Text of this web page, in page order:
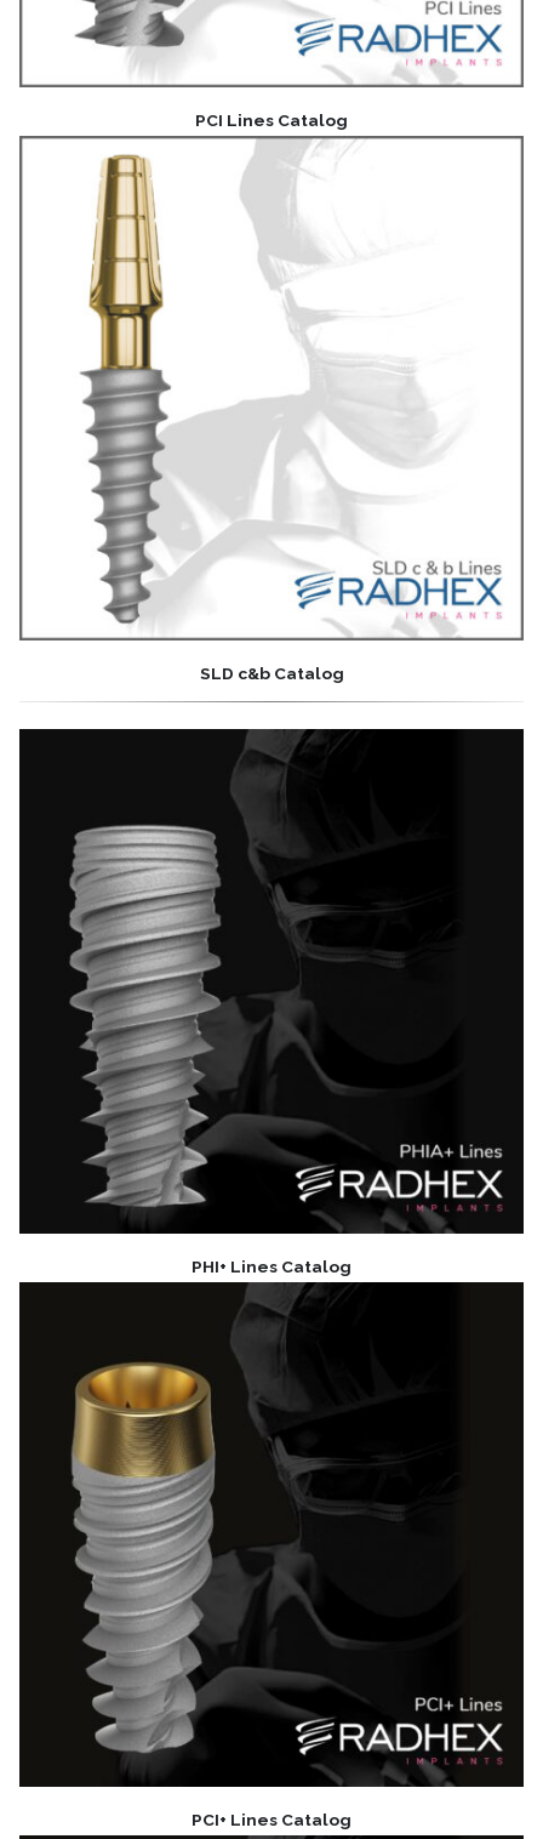
PCI Lines Catalog
SLD c&b Catalog
PHI+ Lines Catalog
PCI+ Lines Catalog